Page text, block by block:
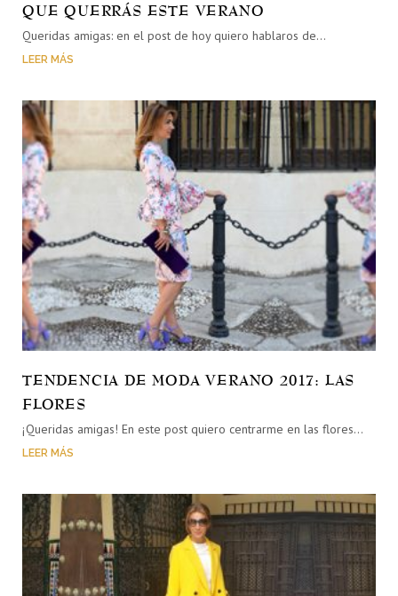
QUE QUERRÁS ESTE VERANO
Queridas amigas: en el post de hoy quiero hablaros de…
LEER MÁS
TENDENCIA DE MODA VERANO 2017: LAS
FLORES
¡Queridas amigas! En este post quiero centrarme en las flores…
LEER MÁS